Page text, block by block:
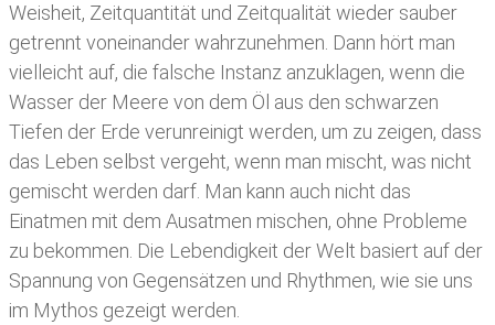
Weisheit, Zeitquantität und Zeitqualität wieder sauber
getrennt voneinander wahrzunehmen. Dann hört man
vielleicht auf, die falsche Instanz anzuklagen, wenn die
Wasser der Meere von dem Öl aus den schwarzen
Tiefen der Erde verunreinigt werden, um zu zeigen, dass
das Leben selbst vergeht, wenn man mischt, was nicht
gemischt werden darf. Man kann auch nicht das
Einatmen mit dem Ausatmen mischen, ohne Probleme
zu bekommen. Die Lebendigkeit der Welt basiert auf der
Spannung von Gegensätzen und Rhythmen, wie sie uns
im Mythos gezeigt werden.